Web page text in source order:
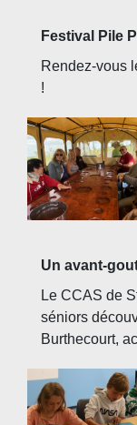
Festival Pile
Rendez-vous
!
Un avant-
Le CCAS de
séniors
Burthecourt,